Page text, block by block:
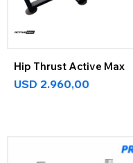
Hip Thrust Active Max
USD 2.960,00